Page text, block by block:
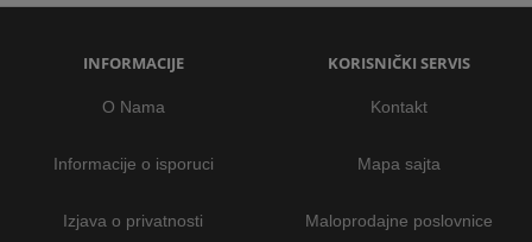
INFORMACIJE
O Nama
Informacije o isporuci
Izjava o privatnosti
KORISNIČKI SERVIS
Kontakt
Mapa sajta
Maloprodajne poslovnice